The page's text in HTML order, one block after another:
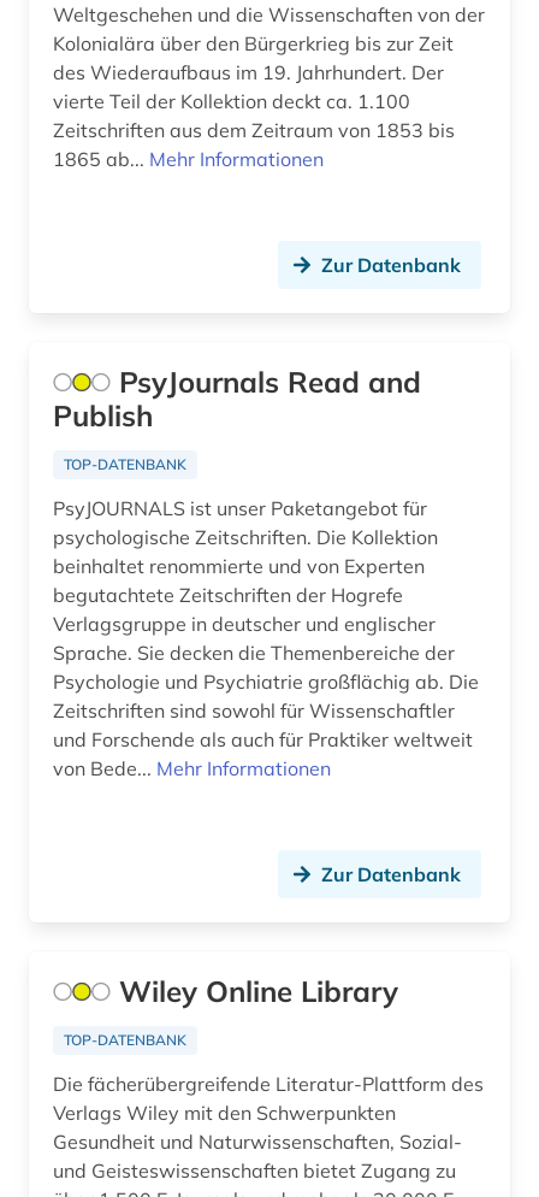
bildverarbeitung (1)
bio- und geophysik (1)
biografie (5)
biologie (28)
bioshäre (1)
biotechnologie (2)
biowissenschaften (10)
bodenkunde (2)
botanik (8)
branchenberichte (2)
british library (1)
buddhismus (1)
building information modeling (1)
Suedamerika (7)
Suedostasien (4)
Suedosteuropa (7)
Ukraine (4)
Ungarn (6)
Zypern (1)
Weltgeschehen und die Wissenschaften von der
Kolonialära über den Bürgerkrieg bis zur Zeit
des Wiederaufbaus im 19. Jahrhundert. Der
vierte Teil der Kollektion deckt ca. 1.100
Zeitschriften aus dem Zeitraum von 1853 bis
1865 ab... Mehr Informationen
Zur Datenbank
PsyJournals Read and
Publish
TOP-DATENBANK
PsyJOURNALS ist unser Paketangebot für
psychologische Zeitschriften. Die Kollektion
beinhaltet renommierte und von Experten
begutachtete Zeitschriften der Hogrefe
Verlagsgruppe in deutscher und englischer
Sprache. Sie decken die Themenbereiche der
Psychologie und Psychiatrie großflächig ab. Die
Zeitschriften sind sowohl für Wissenschaftler
und Forschende als auch für Praktiker weltweit
von Bede... Mehr Informationen
Zur Datenbank
Wiley Online Library
TOP-DATENBANK
Die fächerübergreifende Literatur-Plattform des
Verlags Wiley mit den Schwerpunkten
Gesundheit und Naturwissenschaften, Sozial-
und Geisteswissenschaften bietet Zugang zu